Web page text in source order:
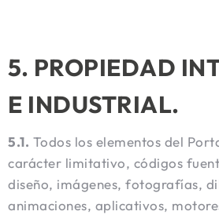
5. PROPIEDAD
E INDUSTRIAL.
5.1. Todos los elementos del
carácter limitativo, códigos
diseño, imágenes, fotografías,
animaciones, aplicativos,